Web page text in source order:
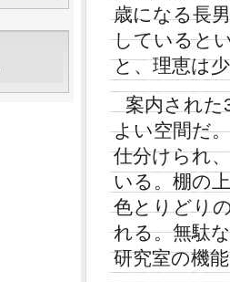
歳になる長
していると
と、理恵は
案内され
よい空間だ
仕分けられ
いる。棚の
色とりどり
れる。無駄
研究室の機